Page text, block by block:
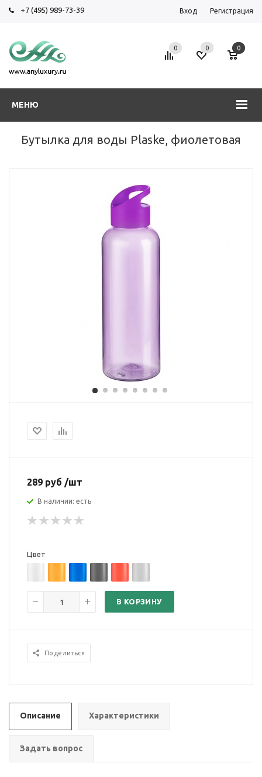
+7 (495) 989-73-39 Вход Регистрация
МЕНЮ
0 0 0
Бутылка для воды Plaske, фиолетовая
289 руб /шт
В наличии: есть
Цвет
В КОРЗИНУ
Поделиться
Описание Характеристики
Задать вопрос